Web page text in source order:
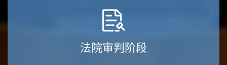
法院审判阶段